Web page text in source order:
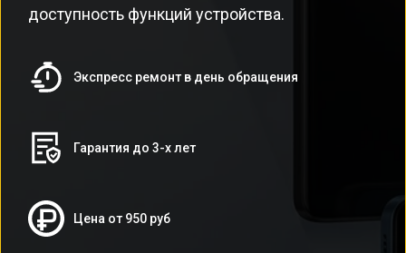
доступность функций устройства.
Экспресс ремонт в день обращения
Гарантия до 3-х лет
Цена от 950 руб